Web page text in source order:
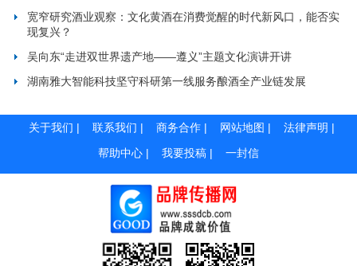
宽窄研究酒业观察：文化黄酒在消费觉醒的时代新风口，能否实
现复兴？
吴向东“走进双世界遗产地——遵义”主题文化演讲开讲
湖南雅大智能科技坚守科研第一线服务酿酒全产业链发展
关于我们 | 联系我们 | 商务合作 | 网站地图 | 法律声明 |
帮助中心 | 我要投稿 | 一封信